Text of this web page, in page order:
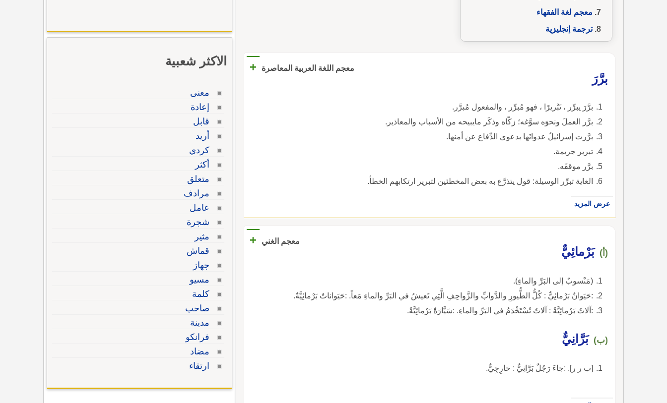
معجم لغة الفقهاء
ترجمة إنجليزية
معجم اللغة العربية المعاصرة
+
برَّرَ
برَّرَ يبرِّر ، تَبْريرًا ، فهو مُبرِّر ، والمفعول مُبرَّر.
برَّر العملَ ونحوَه سوَّغه؛ زكّاه وذكَر مايبيحه من الأسباب والمعاذير.
برَّرت إسرائيلُ عدوانَها بدعوى الدِّفاع عن أمنها.
تبرير جريمة.
برَّر موقفَه.
الغاية تبرِّر الوسيلة: قول يتذرَّع به بعض المخطئين لتبرير ارتكابهم الخطأ.
عرض المزيد
معجم الغني +
(أ) بَرْمائِيٌّ
(مَنْسوبٌ إلى البَرِّ والماءِ).
:حَيَوانٌ بَرْمائِيٌّ : كُلُّ الطُّيورِ والدَّوابِّ والزَّواحِفِ الَّتِي تَعيشُ في البَرِّ والماءِ مَعاً. :حَيَواناتٌ بَرْمائِيَّةٌ.
:آلاتٌ بَرْمائِيَّةٌ : آلاتٌ تُسْتَخْدَمُ في البَرِّ والماءِ. :سَيَّارَةٌ بَرْمائِيَّةٌ.
(ب) بَرَّانِيٌّ
[ب ر ر]. :جاءَ رَجُلٌ بَرَّانِيٌّ : خارِجِيٌّ.
الاكثر شعبية
معنى
إعادة
قابل
أريد
كردي
أكثر
متعلق
مرادف
عامل
شجرة
مثير
قماش
جهاز
مسيو
كلمة
صاحب
مدينة
فرانكو
مضاد
ارتقاء